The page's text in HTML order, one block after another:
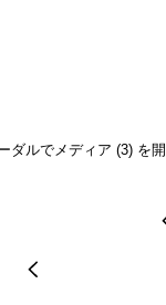
ダルでメディア (3) を開